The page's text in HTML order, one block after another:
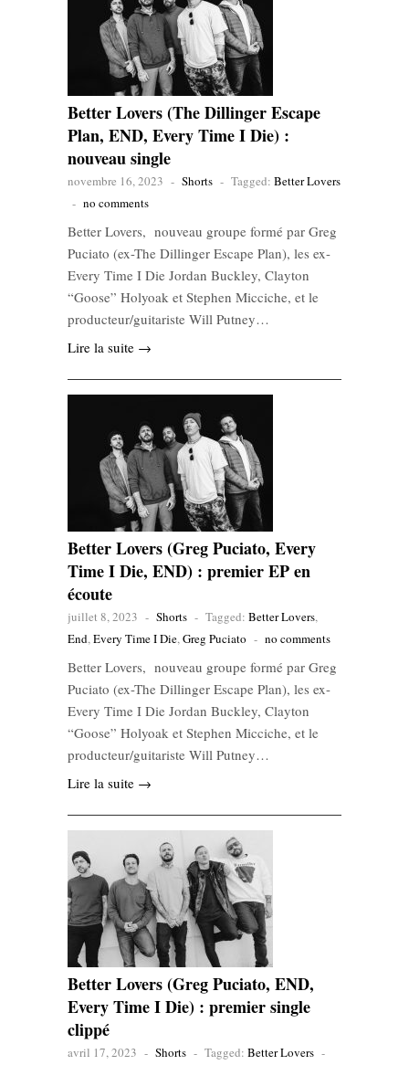
Better Lovers (The Dillinger Escape
Plan, END, Every Time I Die) :
nouveau single
novembre 16, 2023 - Shorts - Tagged: Better Lovers
- no comments
Better Lovers, nouveau groupe formé par Greg
Puciato (ex-The Dillinger Escape Plan), les ex-
Every Time I Die Jordan Buckley, Clayton
“Goose” Holyoak et Stephen Micciche, et le
producteur/guitariste Will Putney…
Lire la suite →
Better Lovers (Greg Puciato, Every
Time I Die, END) : premier EP en
écoute
juillet 8, 2023 - Shorts - Tagged: Better Lovers,
End,Every Time I Die,Greg Puciato - no comments
Better Lovers, nouveau groupe formé par Greg
Puciato (ex-The Dillinger Escape Plan), les ex-
Every Time I Die Jordan Buckley, Clayton
“Goose” Holyoak et Stephen Micciche, et le
producteur/guitariste Will Putney…
Lire la suite →
Better Lovers (Greg Puciato, END,
Every Time I Die) : premier single
clippé
avril 17, 2023 - Shorts - Tagged: Better Lovers -